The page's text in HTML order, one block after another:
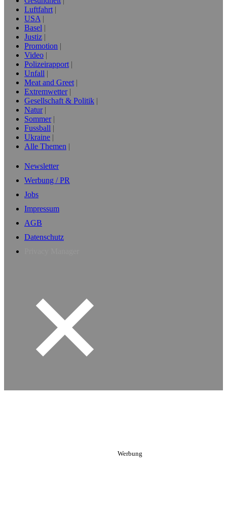
Luftfahrt
USA
Basel
Justiz
Promotion
Video
Polizeirapport
Unfall
Meat and Greet
Extremwetter
Gesellschaft & Politik
Natur
Sommer
Fussball
Ukraine
Alle Themen
Newsletter
Werbung / PR
Jobs
Impressum
AGB
Datenschutz